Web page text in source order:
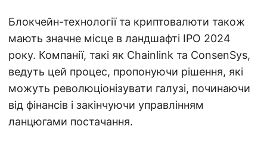
Блокчейн-технології та криптовалюти також
мають значне місце в ландшафті IPO 2024
року. Компанії, такі як Chainlink та ConsenSys,
ведуть цей процес, пропонуючи рішення, які
можуть революціонізувати галузі, починаючи
від фінансів і закінчуючи управлінням
ланцюгами постачання.